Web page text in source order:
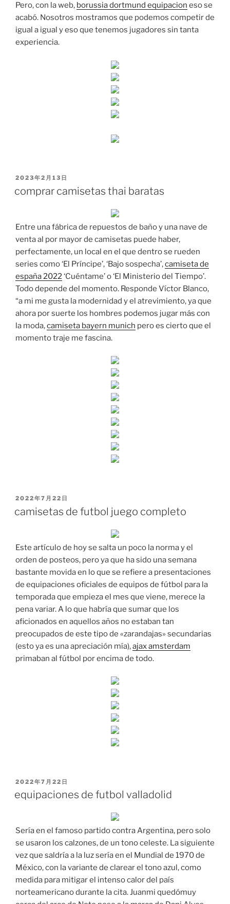
Pero, con la web, borussia dortmund equipacion eso se
acabó. Nosotros mostramos que podemos competir de
igual a igual y eso que tenemos jugadores sin tanta
experiencia.
PUBLICADO
2023年2月13日
comprar camisetas thai baratas
Entre una fábrica de repuestos de baño y una nave de
venta al por mayor de camisetas puede haber,
perfectamente, un local en el que dentro se rueden
series como ‘El Príncipe’, ‘Bajo sospecha’,camiseta de
españa 2022‘Cuéntame’ o ‘El Ministerio del Tiempo’.
Todo depende del momento. Responde Víctor Blanco,
“a mi me gusta la modernidad y el atrevimiento, ya que
ahora por suerte los hombres podemos jugar más con
la moda,camiseta bayern munich pero es cierto que el
momento traje me fascina.
PUBLICADO
2022年7月22日
camisetas de futbol juego completo
Este artículo de hoy se salta un poco la norma y el
orden de posteos, pero ya que ha sido una semana
bastante movida en lo que se refiere a presentaciones
de equipaciones oficiales de equipos de fútbol para la
temporada que empieza el mes que viene, merece la
pena variar. A lo que habría que sumar que los
aficionados en aquellos años no estaban tan
preocupados de este tipo de «zarandajas» secundarias
(esto ya es una apreciación mía),ajax amsterdam
primaban al fútbol por encima de todo.
PUBLICADO
2022年7月22日
equipaciones de futbol valladolid
Sería en el famoso partido contra Argentina, pero solo
se usaron los calzones, de un tono celeste. La siguiente
vez que saldría a la luz sería en el Mundial de 1970 de
México, con la variante de clarear el tono azul, como
medida para mitigar el intenso calor del país
norteamericano durante la cita. Juanmi quedómuy